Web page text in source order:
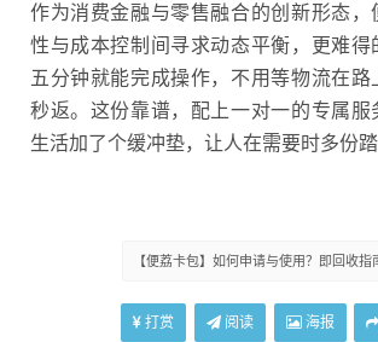
作为消费金融与零售融合的创新形态，
性与成本控制间寻求动态平衡，更难得
五分钟就能完成操作，不用等物流在路
秒返。这份靠谱，配上一对一的专属服
生活加了个缓冲垫，让人在需要时多份踏
【便荔卡包】如何申请与使用？即回收指
打赏 阅读 海报